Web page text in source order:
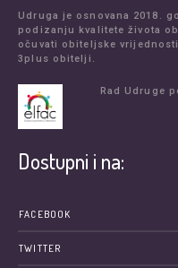
Udruga je osnovana 2018.
podizanju kvalitete života
očuvati obiteljske
3plus obitelji.
Rad Udruge
Dostupni i na:
FACEBOOK
TWITTER